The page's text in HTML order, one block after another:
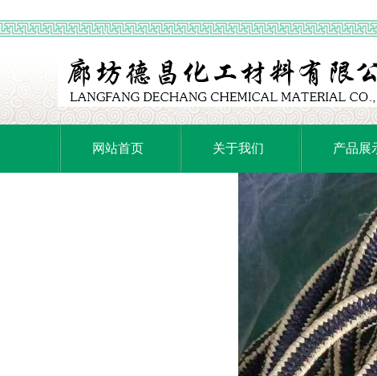
网站首页 关于我们 产品展